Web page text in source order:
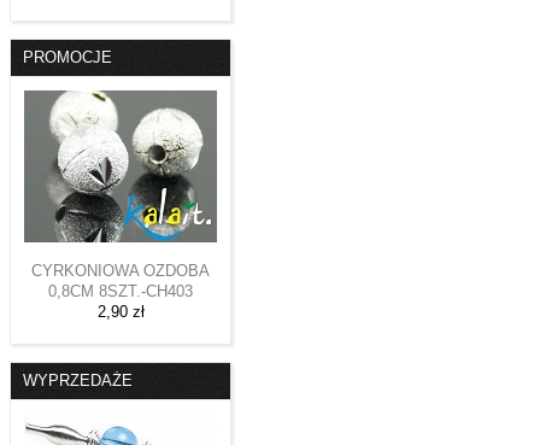
PROMOCJE
CYRKONIOWA OZDOBA
0,8CM 8SZT.-CH403
2,90 zł
WYPRZEDAŻE